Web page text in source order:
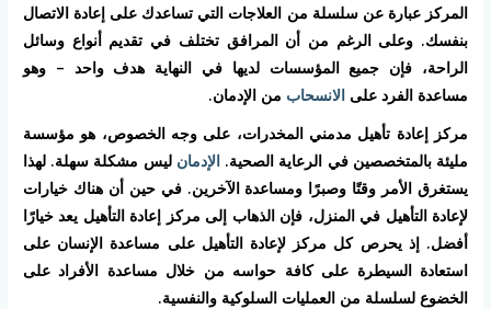
المركز عبارة عن سلسلة من العلاجات التي تساعدك على إعادة الاتصال
بنفسك. وعلى الرغم من أن المرافق تختلف في تقديم أنواع وسائل
الراحة، فإن جميع المؤسسات لديها في النهاية هدف واحد – وهو
مساعدة الفرد علىالانسحاب من الإدمان.
مركز إعادة تأهيل مدمني المخدرات، على وجه الخصوص، هو مؤسسة
مليئة بالمتخصصين في الرعاية الصحية.الإدمان ليس مشكلة سهلة. لهذا
يستغرق الأمر وقتًا وصبرًا ومساعدة الآخرين. في حين أن هناك خيارات
لإعادة التأهيل في المنزل، فإن الذهاب إلى مركز إعادة التأهيل يعد خيارًا
أفضل. إذ يحرص كل مركز لإعادة التأهيل على مساعدة الإنسان على
استعادة السيطرة على كافة حواسه من خلال مساعدة الأفراد على
الخضوع لسلسلة من العمليات السلوكية والنفسية.